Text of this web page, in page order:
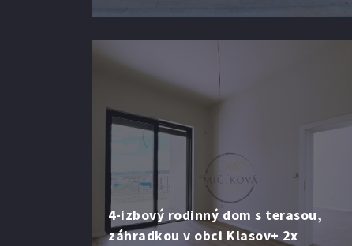
4-izbový rodinný dom s terasou,
záhradkou v obci Klasov+ 2x